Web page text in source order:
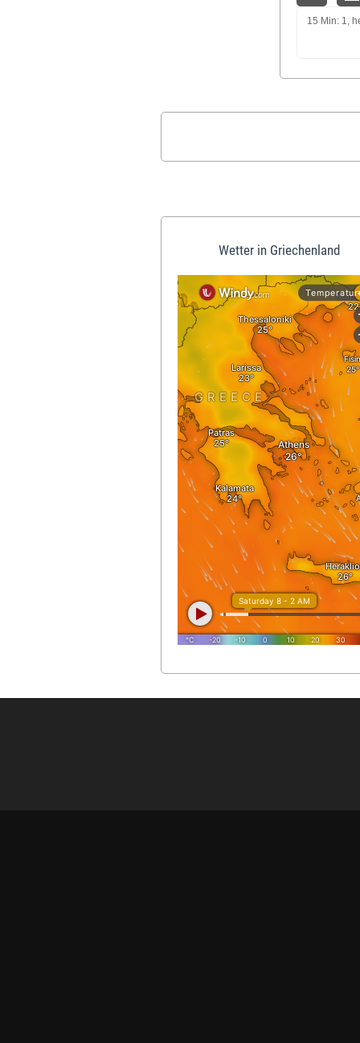
15 Min: 1,
Wetter in Griechenland